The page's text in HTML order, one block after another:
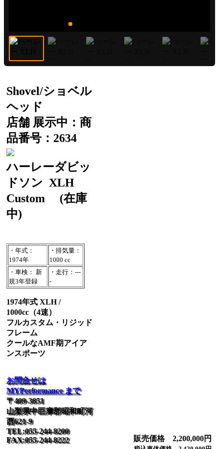
Shovel/ショベル
ヘッド
店舗 展示中：商
品番号：2634
ハーレーダビッ
ドソン XLH
Custom
(在庫
中)
・年式：
1974年
・排気量：
1000 cc
・車検： 新
規3年登録
・走行：---
-
1974年式 XLH /
1000cc（4速）
フルカスタム・リジッド
フレーム
クールなAMF期アイア
ンスポーツ
お問合せは
MYPerformance まで
〒409-3851
山梨県中巨摩郡昭和町河
西621-9
TEL:055-244-8200
FAX:055-244-8222
販売価格 2,200,000円